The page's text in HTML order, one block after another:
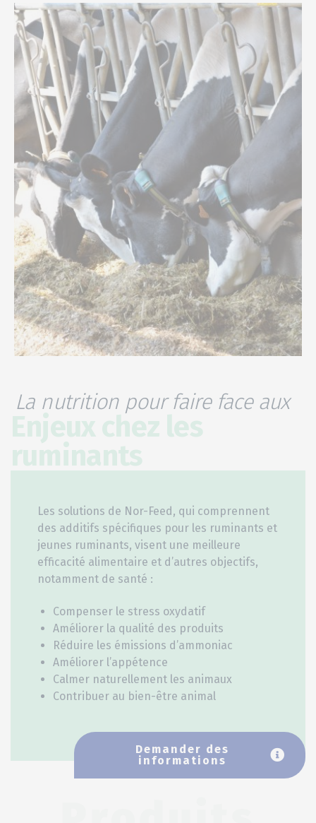
La nutrition pour faire face aux
Enjeux chez les
ruminants
Les solutions de Nor-Feed, qui comprennent
des additifs spécifiques pour les ruminants et
jeunes ruminants, visent une meilleure
efficacité alimentaire et d’autres objectifs,
notamment de santé :
Compenser le stress oxydatif
Améliorer la qualité des produits
Réduire les émissions d’ammoniac
Améliorer l’appétence
Calmer naturellement les animaux
Contribuer au bien-être animal
Demander des
informations